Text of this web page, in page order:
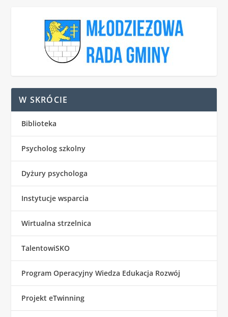
W SKRÓCIE
Biblioteka
Psycholog szkolny
Dyżury psychologa
Instytucje wsparcia
Wirtualna strzelnica
TalentowiSKO
Program Operacyjny Wiedza Edukacja Rozwój
Projekt eTwinning